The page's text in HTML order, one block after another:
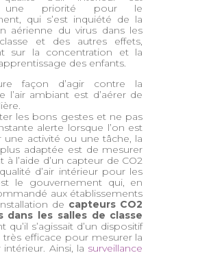
une priorité pour le
qui s’est inquiété de la
aérienne du virus dans les
et des autres effets,
sur la concentration et la
des enfants.
façon d’agir contre la
l’air ambiant est d’aérer de
les bons gestes et ne pas
alerte lorsque l’on est
une activité ou une tâche, la
adaptée est de mesurer
à l’aide d’un capteur de CO2
d’air intérieur pour les
le gouvernement qui, en
aux établissements
de capteurs CO2
dans les salles de classe
qu’il s’agissait d’un dispositif
efficace pour mesurer la
intérieur. Ainsi, la surveillance